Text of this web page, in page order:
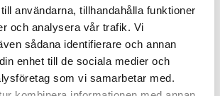
användarna, tillhandahålla funktioner
och analysera vår trafik. Vi
sådana identifierare och annan
enhet till de sociala medier och
som vi samarbetar med.